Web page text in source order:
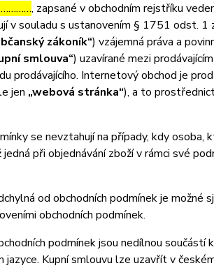
, zapsané v obchodním rejstříku
v souladu s ustanovením § 1751 odst. 1
zákoník“) vzájemná práva a
smlouva“) uzavírané mezi
prodávajícího. Internetový obchod je
jen „webová stránka“), a to
se nevztahují na případy, kdy osoba,
jedná při objednávání zboží v rámci své
od obchodních podmínek je možné
obchodních podmínek.
podmínek jsou nedílnou součástí
Kupní smlouvu lze uzavřít v